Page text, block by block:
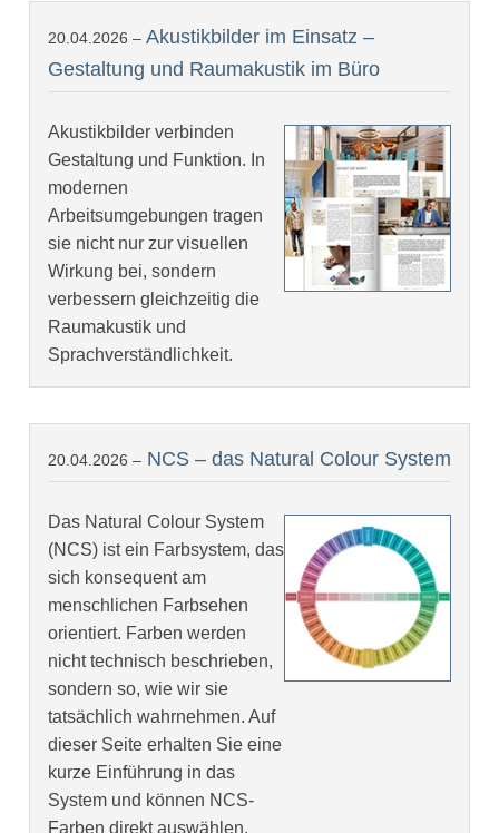
20.04.2026 – Akustikbilder im Einsatz –
Gestaltung und Raumakustik im Büro
Akustikbilder verbinden
Gestaltung und Funktion. In
modernen
Arbeitsumgebungen tragen
sie nicht nur zur visuellen
Wirkung bei, sondern
verbessern gleichzeitig die
Raumakustik und
Sprachverständlichkeit.
20.04.2026 – NCS – das Natural Colour System
Das Natural Colour System
(NCS) ist ein Farbsystem, das
sich konsequent am
menschlichen Farbsehen
orientiert. Farben werden
nicht technisch beschrieben,
sondern so, wie wir sie
tatsächlich wahrnehmen. Auf
dieser Seite erhalten Sie eine
kurze Einführung in das
System und können NCS-
Farben direkt auswählen.